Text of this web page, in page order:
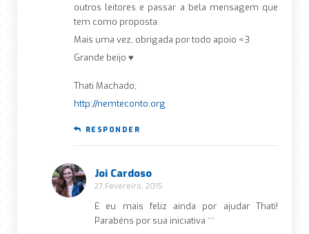
outros leitores e passar a bela mensagem que
tem como proposta.
Mais uma vez, obrigada por todo apoio <3
Grande beijo ♥
Thati Machado;
http://nemteconto.org
RESPONDER
Joi Cardoso
27 Fevereiro, 2015
E eu mais feliz ainda por ajudar Thati!
Parabéns por sua iniciativa ^^